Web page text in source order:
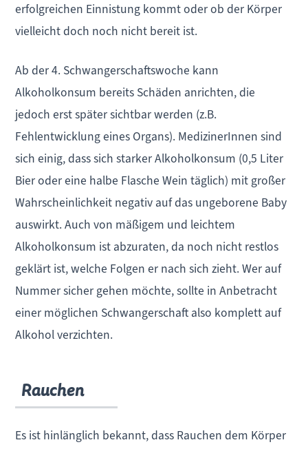
erfolgreichen Einnistung kommt oder ob der Körper
vielleicht doch noch nicht bereit ist.
Ab der 4. Schwangerschaftswoche kann
Alkoholkonsum bereits Schäden anrichten, die
jedoch erst später sichtbar werden (z.B.
Fehlentwicklung eines Organs). MedizinerInnen sind
sich einig, dass sich starker Alkoholkonsum (0,5 Liter
Bier oder eine halbe Flasche Wein täglich) mit großer
Wahrscheinlichkeit negativ auf das ungeborene Baby
auswirkt. Auch von mäßigem und leichtem
Alkoholkonsum ist abzuraten, da noch nicht restlos
geklärt ist, welche Folgen er nach sich zieht. Wer auf
Nummer sicher gehen möchte, sollte in Anbetracht
einer möglichen Schwangerschaft also komplett auf
Alkohol verzichten.
Rauchen
Es ist hinlänglich bekannt, dass Rauchen dem Körper